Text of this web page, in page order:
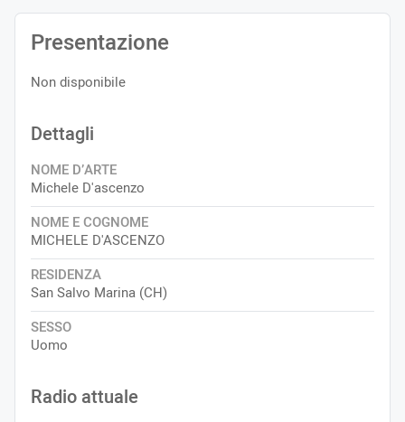
Presentazione
Non disponibile
Dettagli
NOME D’ARTE
Michele D'ascenzo
NOME E COGNOME
MICHELE D'ASCENZO
RESIDENZA
San Salvo Marina (CH)
SESSO
Uomo
Radio attuale